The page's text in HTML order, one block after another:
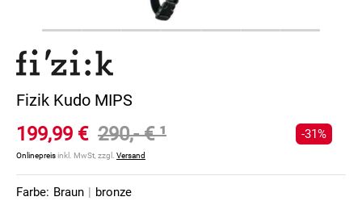
Fizik Kudo MIPS
199,99 € 290,- €¹
Onlinepreisinkl. MwSt, zzgl. Versand
-31%
Farbe: Braun | bronze